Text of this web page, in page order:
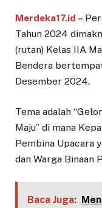
Merdeka17.id –
Tahun 2024
(rutan) Kelas IIA
Bendera
Desember 2024.
Tema adalah
Maju” di mana
Pembina Upacara
dan Warga Binaan
Baca Juga: